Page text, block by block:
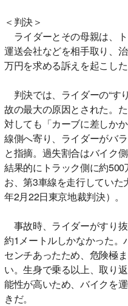
＜判決＞
ライダーとその母親は、
運送会社などを相手取り、
万円を求める訴えを起こした
判決では、ライダーの“す
故の最大の原因とされた。
対しても「カーブに差しか
線側へ寄り、ライダーがバ
と指摘。過失割合はバイク
結果的にトラック側に約
お、第3車線を走行してい
年2月22日東京地裁判決）。
事故時、ライダーがすり
約1メートルしかなかった
センチあったため、危険極
い。生身で乗る以上、取り
能性が高いため、バイクを
きだ。